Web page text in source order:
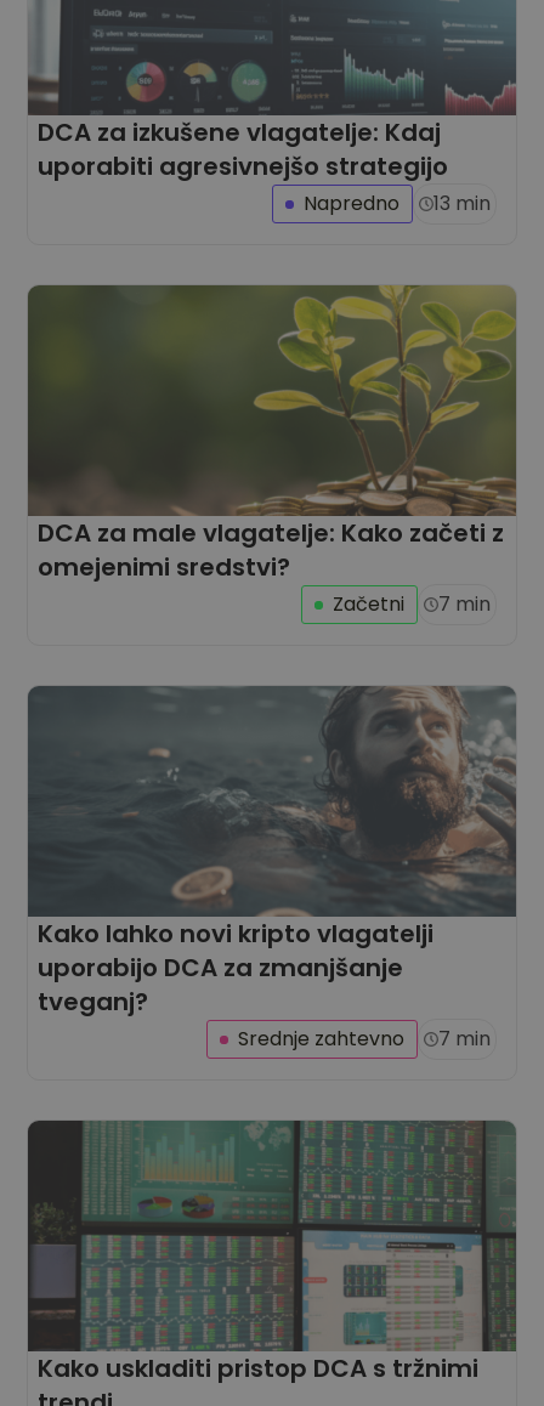
DCA za izkušene vlagatelje: Kdaj
uporabiti agresivnejšo strategijo
Napredno 13 min
DCA za male vlagatelje: Kako začeti z
omejenimi sredstvi?
Začetni 7 min
Kako lahko novi kripto vlagatelji
uporabijo DCA za zmanjšanje
tveganj?
Srednje zahtevno 7 min
Kako uskladiti pristop DCA s tržnimi